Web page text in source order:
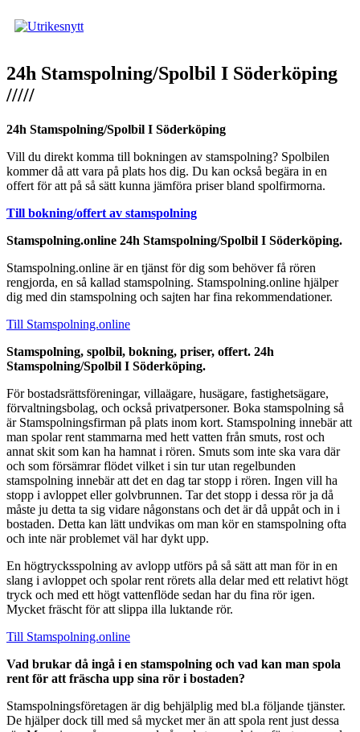
till
24h Stamspolning/Spolbil I Söderköping
/////
24h Stamspolning/Spolbil I Söderköping
Vill du direkt komma till bokningen av stamspolning? Spolbilen
kommer då att vara på plats hos dig. Du kan också begära in en
offert för att på så sätt kunna jämföra priser bland spolfirmorna.
Till bokning/offert av stamspolning
Stamspolning.online 24h Stamspolning/Spolbil I Söderköping.
Stamspolning.online är en tjänst för dig som behöver få rören
rengjorda, en så kallad stamspolning. Stamspolning.online hjälper
dig med din stamspolning och sajten har fina rekommendationer.
Till Stamspolning.online
Stamspolning, spolbil, bokning, priser, offert. 24h
Stamspolning/Spolbil I Söderköping.
För bostadsrättsföreningar, villaägare, husägare, fastighetsägare,
förvaltningsbolag, och också privatpersoner. Boka stamspolning så
är Stamspolningsfirman på plats inom kort. Stamspolning innebär att
man spolar rent stammarna med hett vatten från smuts, rost och
annat skit som kan ha hamnat i rören. Smuts som inte ska vara där
och som försämrar flödet vilket i sin tur utan regelbunden
stamspolning innebär att det en dag tar stopp i rören. Ingen vill ha
stopp i avloppet eller golvbrunnen. Tar det stopp i dessa rör ja då
måste ju detta ta sig vidare någonstans och det är då uppåt och in i
bostaden. Detta kan lätt undvikas om man kör en stamspolning ofta
och inte när problemet väl har dykt upp.
En högtrycksspolning av avlopp utförs på så sätt att man för in en
slang i avloppet och spolar rent rörets alla delar med ett relativt högt
tryck och med ett högt vattenflöde sedan har du fina rör igen.
Mycket fräscht för att slippa illa luktande rör.
Till Stamspolning.online
Vad brukar då ingå i en stamspolning och vad kan man spola
rent för att fräscha upp sina rör i bostaden?
Stamspolningsföretagen är dig behjälplig med bl.a följande tjänster.
De hjälper dock till med så mycket mer än att spola rent just dessa